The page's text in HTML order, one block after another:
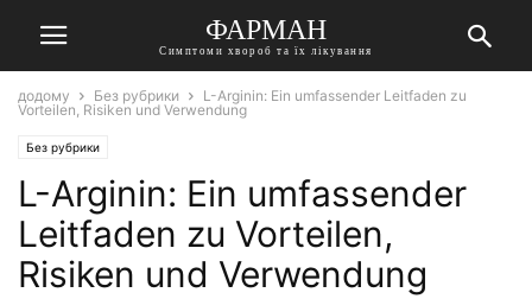
ФАРМАН
Симптоми хвороб та їх лікування
додому Без рубрики
L-Arginin: Ein umfassender Leitfaden zu
Vorteilen, Risiken und Verwendung
Без рубрики
L-Arginin: Ein umfassender
Leitfaden zu Vorteilen,
Risiken und Verwendung